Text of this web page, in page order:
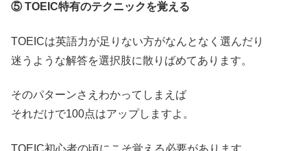
⑤ TOEIC特有のテクニックを覚える
TOEICは英語力が足りない方がなんとなく選んだり
迷うような解答を選択肢に散りばめてあります。
そのパターンさえわかってしまえば
それだけで100点はアップしますよ。
TOEIC初心者の頃にこそ覚える必要があります。